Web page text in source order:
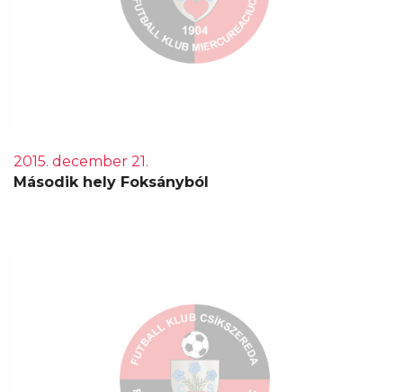
2015. december 21.
Második hely Foksányból